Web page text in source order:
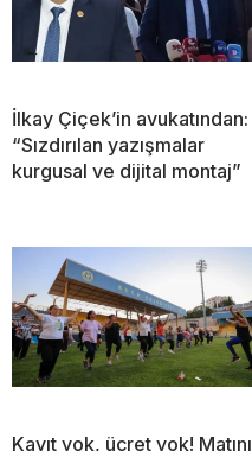
İlkay Çiçek’in avukatından:
“Sızdırılan yazışmalar
kurgusal ve dijital montaj”
Kayıt yok, ücret yok! Matını